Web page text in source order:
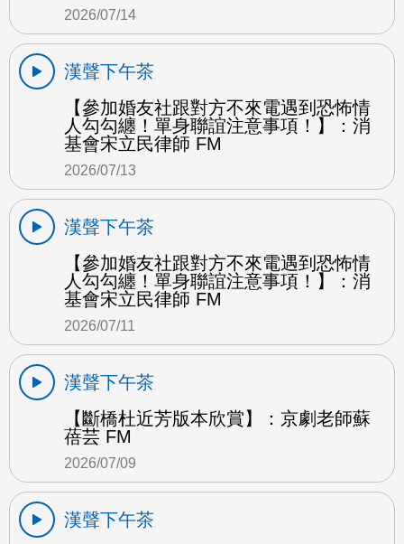
2026/07/14
漢聲下午茶
【參加婚友社跟對方不來電遇到恐怖情
人勾勾纏！單身聯誼注意事項！】：消
基會宋立民律師 FM
2026/07/13
漢聲下午茶
【參加婚友社跟對方不來電遇到恐怖情
人勾勾纏！單身聯誼注意事項！】：消
基會宋立民律師 FM
2026/07/11
漢聲下午茶
【斷橋杜近芳版本欣賞】：京劇老師蘇
蓓芸 FM
2026/07/09
漢聲下午茶